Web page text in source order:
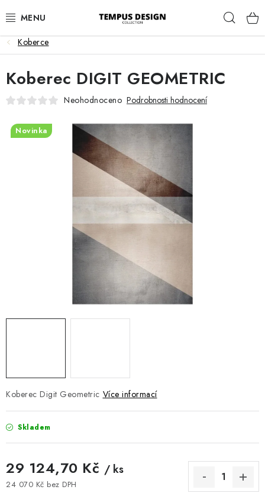
na
KUCHYNĚ A JÍDELNA
NÁVRH KUCHYNĚ
Koberce
Koberec Digit Geometric Více informací
Skladem
29 124,70 Kč / ks
24 070 Kč bez DPH
Koberec DIGIT GEOMETRIC
Neohodnoceno Podrobnosti hodnocení
Novinka